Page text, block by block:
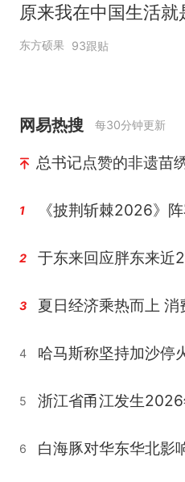
原来我在中国生活就
钱人的生活
东方硕果 93跟贴
网易热搜 每30分钟更新
总书记点赞的非遗苗
1 《披荆斩棘2026》
2
3
4
5 浙江省甬江发生
6